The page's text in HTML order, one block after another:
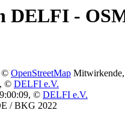
DELFI -
© OpenStreetMap
© DELFI e.V.
© DELFI e.V.
/ BKG 2022